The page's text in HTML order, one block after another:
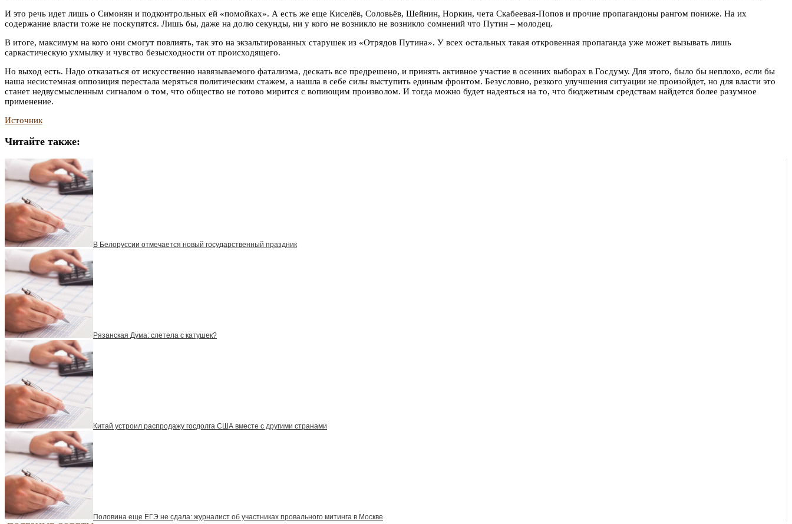
И это речь идет лишь о Симонян и подконтрольных ей «помойках». А есть же еще Киселёв, Соловьёв, Шейнин, Норкин, чета Скабеевая-Попов и прочие пропагандоны рангом пониже. На их
содержание власти тоже не поскупятся. Лишь бы, даже на долю секунды, ни у кого не возникло не возникло сомнений что Путин – молодец.
В итоге, максимум на кого они смогут повлиять, так это на экзальтированных старушек из «Отрядов Путина». У всех остальных такая откровенная пропаганда уже может вызывать лишь
саркастическую ухмылку и чувство безысходности от происходящего.
Но выход есть. Надо отказаться от искусственно навязываемого фатализма, дескать все предрешено, и принять активное участие в осенних выборах в Госдуму. Для этого, было бы неплохо, если бы
наша несистемная оппозиция перестала меряться политическим стажем, а нашла в себе силы выступить единым фронтом. Безусловно, резкого улучшения ситуации не произойдет, но для власти это
станет недвусмысленным сигналом о том, что общество не готово мирится с вопиющим произволом. И тогда можно будет надеяться на то, что бюджетным средствам найдется более разумное
применение.
Источник
Читайте также:
В Белоруссии отмечается новый государственный праздник
Рязанская Дума: слетела с катушек?
Китай устроил распродажу госдолга США вместе с другими странами
Половина еще ЕГЭ не сдала: журналист об участниках провального митинга в Москве